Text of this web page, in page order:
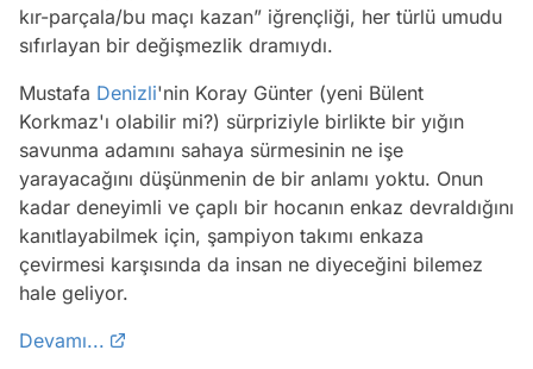
kır-parçala/bu maçı kazan” iğrençliği, her türlü umudu
sıfırlayan bir değişmezlik dramıydı.
Mustafa Denizli'nin Koray Günter (yeni Bülent
Korkmaz'ı olabilir mi?) sürpriziyle birlikte bir yığın
savunma adamını sahaya sürmesinin ne işe
yarayacağını düşünmenin de bir anlamı yoktu. Onun
kadar deneyimli ve çaplı bir hocanın enkaz devraldığını
kanıtlayabilmek için, şampiyon takımı enkaza
çevirmesi karşısında da insan ne diyeceğini bilemez
hale geliyor.
Devamı...